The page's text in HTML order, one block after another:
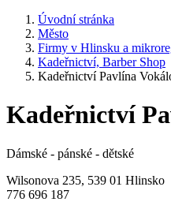
Úvodní stránka
Město
Firmy v Hlinsku a
Kadeřnictví, Barber Shop
Kadeřnictví Pavlína
Kadeřnictví
Dámské - pánské - dětské
Wilsonova 235, 539 01 Hlinsko
776 696 187